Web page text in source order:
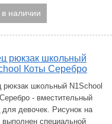
наличии
рюкзак школьный
Коты Серебро
рюкзак школьный N1School
- вместительный
для девочек. Рисунок на
выполнен специальной